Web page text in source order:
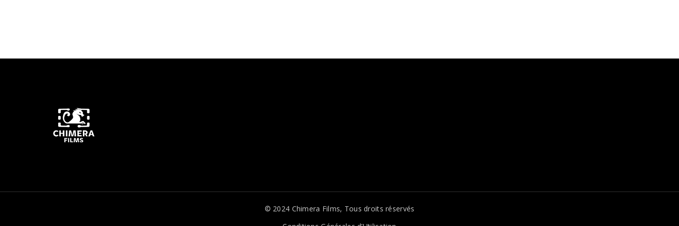
© 2024 Chimera Films, Tous droits réservés